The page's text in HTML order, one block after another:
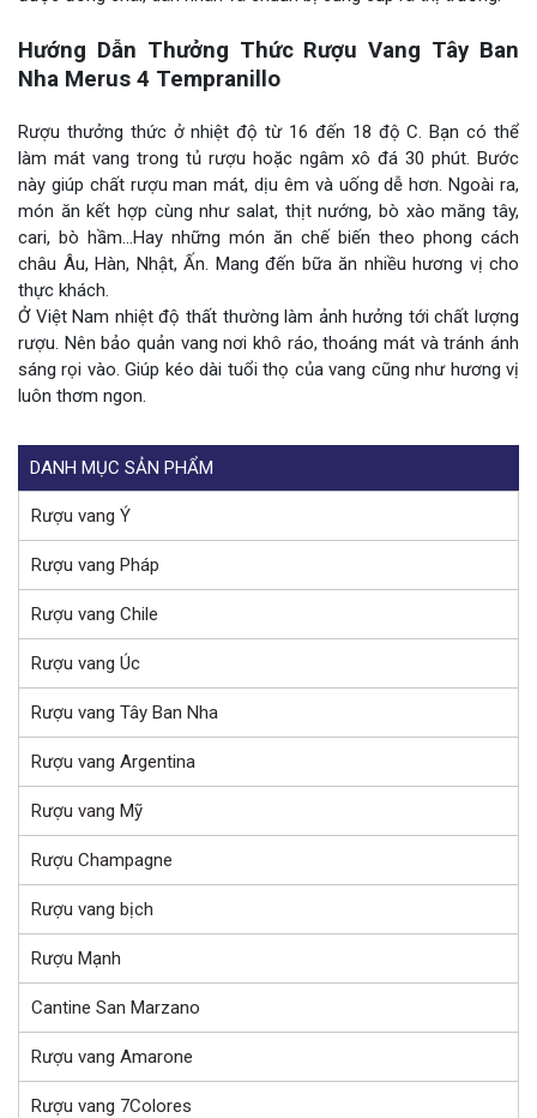
Hướng Dẫn Thưởng Thức Rượu Vang Tây Ban
Nha Merus 4 Tempranillo
Rượu thưởng thức ở nhiệt độ từ 16 đến 18 độ C. Bạn có thể
làm mát vang trong tủ rượu hoặc ngâm xô đá 30 phút. Bước
này giúp chất rượu man mát, dịu êm và uống dễ hơn. Ngoài ra,
món ăn kết hợp cùng như salat, thịt nướng, bò xào măng tây,
cari, bò hầm…Hay những món ăn chế biến theo phong cách
châu Âu, Hàn, Nhật, Ấn. Mang đến bữa ăn nhiều hương vị cho
thực khách.
Ở Việt Nam nhiệt độ thất thường làm ảnh hưởng tới chất lượng
rượu. Nên bảo quản vang nơi khô ráo, thoáng mát và tránh ánh
sáng rọi vào. Giúp kéo dài tuổi thọ của vang cũng như hương vị
luôn thơm ngon.
DANH MỤC SẢN PHẨM
Rượu vang Ý
Rượu vang Pháp
Rượu vang Chile
Rượu vang Úc
Rượu vang Tây Ban Nha
Rượu vang Argentina
Rượu vang Mỹ
Rượu Champagne
Rượu vang bịch
Rượu Mạnh
Cantine San Marzano
Rượu vang Amarone
Rượu vang 7Colores